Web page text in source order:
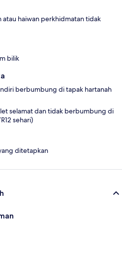
atau haiwan perkhidmatan tidak
bilik
berbumbung di tapak hartanah
selamat dan tidak berbumbung di
sehari)
ditetapkan